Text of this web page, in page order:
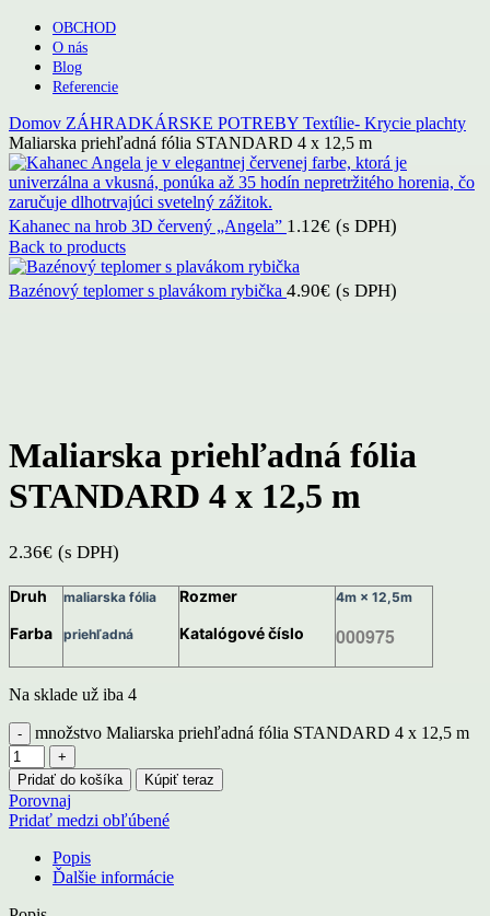
OBCHOD
O nás
Blog
Referencie
Domov ZÁHRADKÁRSKE POTREBY Textílie- Krycie plachty
Maliarska priehľadná fólia STANDARD 4 x 12,5 m
Kahanec na hrob 3D červený „Angela” 1.12€ (s DPH)
Back to products
Bazénový teplomer s plavákom rybička 4.90€ (s DPH)
Maliarska priehľadná fólia
STANDARD 4 x 12,5 m
2.36€ (s DPH)
Druh
Farba
maliarska fólia
priehľadná
Rozmer
Katalógové číslo
4m × 12,5m
000975
Na sklade už iba 4
množstvo Maliarska priehľadná fólia STANDARD 4 x 12,5 m
Pridať do košíka Kúpiť teraz
Porovnaj
Pridať medzi obľúbené
Popis
Ďalšie informácie